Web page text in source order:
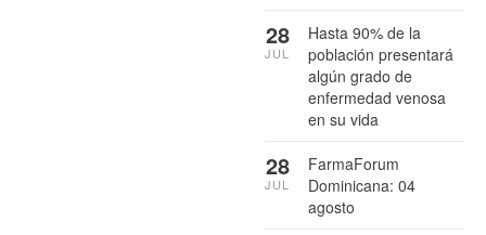
Hasta 90% de la
población presentará
algún grado de
enfermedad venosa
en su vida
28
JUL
FarmaForum
Dominicana: 04
agosto
28
JUL